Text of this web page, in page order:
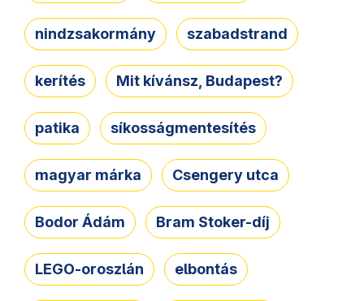
nindzsakormány szabadstrand
kerítés Mit kívánsz, Budapest?
patika síkosságmentesítés
magyar márka Csengery utca
Bodor Ádám Bram Stoker-díj
LEGO-oroszlán elbontás